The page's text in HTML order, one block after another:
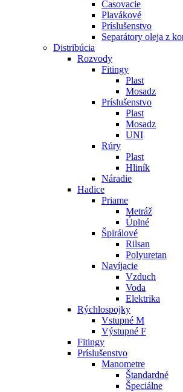
Časovacie
Plavákové
Príslušenstvo
Separátory oleja z
Distribúcia
Rozvody
Fitingy
Plast
Mosadz
Príslušenstvo
Plast
Mosadz
UNI
Rúry
Plast
Hliník
Náradie
Hadice
Priame
Metráž
Úplné
Špirálové
Rilsan
Polyuretan
Navíjacie
Vzduch
Voda
Elektrika
Rýchlospojky
Vstupné M
Výstupné F
Fitingy
Príslušenstvo
Manometre
Štandardné
Špeciálne